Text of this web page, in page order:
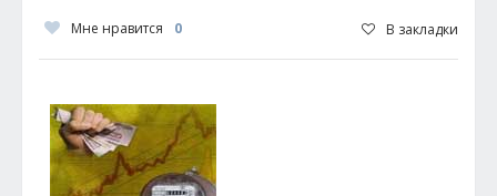
Мне нравится 0 В закладки